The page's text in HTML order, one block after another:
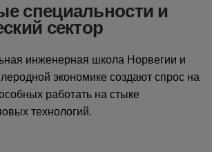
специальности и
сектор
инженерная школа Норвегии и
экономике создают спрос на
работать на стыке
технологий.